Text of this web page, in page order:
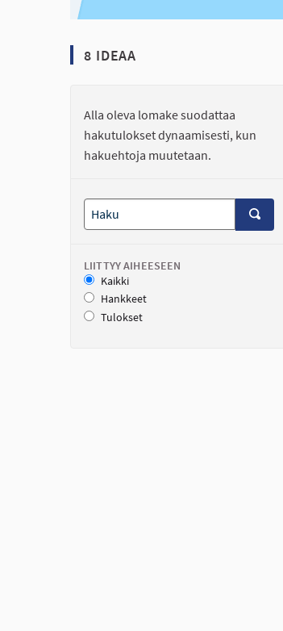
8 IDEAA
Alla oleva lomake suodattaa
hakutulokset dynaamisesti, kun
hakuehtoja muutetaan.
LIITTYY AIHEESEEN
Kaikki
Hankkeet
Tulokset